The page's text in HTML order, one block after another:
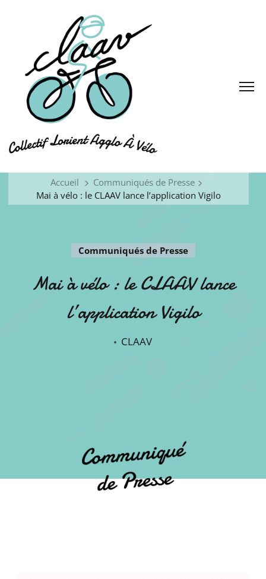
Accueil
Communiqués de Presse
Mai à vélo : le CLAAV lance l’application Vigilo
Communiqués de Presse
Mai à vélo : le CLAAV lance
l’application Vigilo
CLAAV